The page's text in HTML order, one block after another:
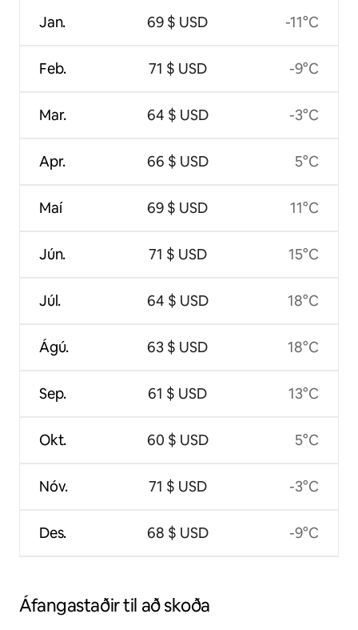
Jan.
Feb.
Mar.
Apr.
Maí
Jún.
Júl.
Ágú.
Sep.
Okt.
Nóv.
Des.
69 $ USD
71 $ USD
64 $ USD
66 $ USD
69 $ USD
71 $ USD
64 $ USD
63 $ USD
61 $ USD
60 $ USD
71 $ USD
68 $ USD
-11°C
-9°C
-3°C
5°C
11°C
15°C
18°C
18°C
13°C
5°C
-3°C
-9°C
Áfangastaðir til að skoða